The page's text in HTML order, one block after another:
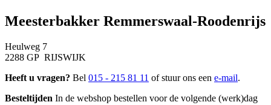
Meesterbakker Remmerswaal-Roodenrijs
Heulweg 7
2288 GP RIJSWIJK
Heeft u vragen? Bel 015 - 215 81 11 of stuur ons een e-mail.
Besteltijden In de webshop bestellen voor de volgende (werk)dag